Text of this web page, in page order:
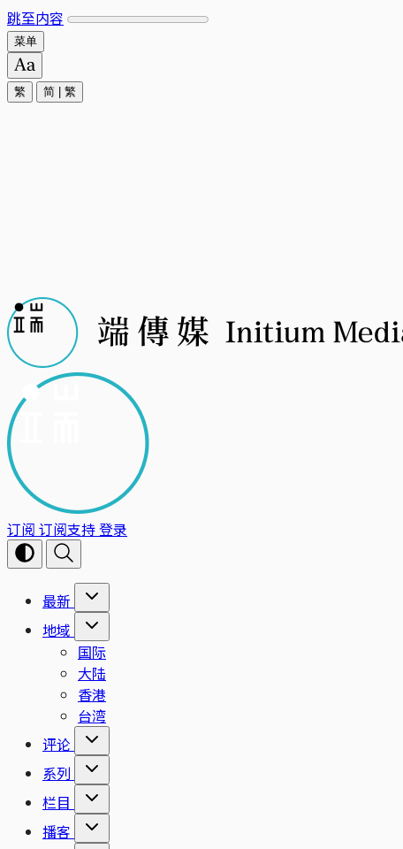
跳至内容
菜单
繁 简 繁
订阅 订阅支持登录
最新
地域
国际
大陆
香港
台湾
评论
系列
栏目
播客